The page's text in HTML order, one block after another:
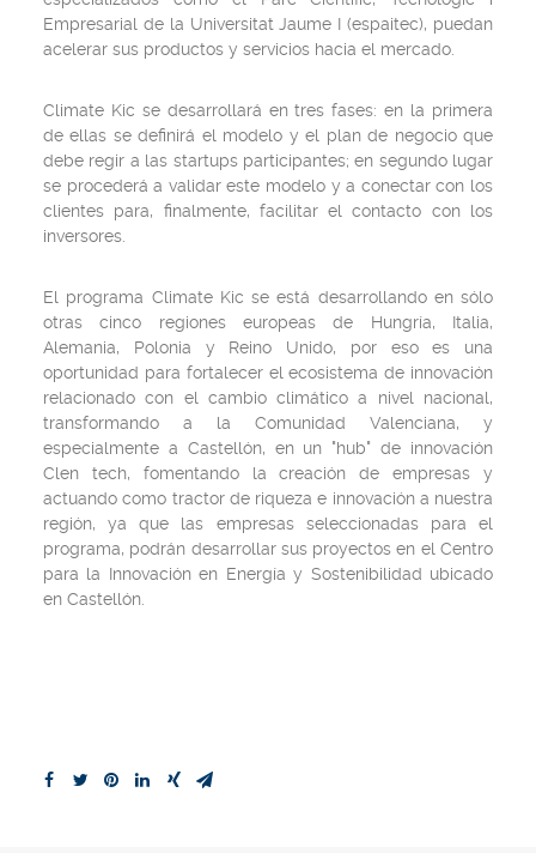
Empresarial de la Universitat Jaume I (espaitec), puedan
acelerar sus productos y servicios hacia el mercado.
Climate Kic se desarrollará en tres fases: en la primera
de ellas se definirá el modelo y el plan de negocio que
debe regir a las startups participantes; en segundo lugar
se procederá a validar este modelo y a conectar con los
clientes para, finalmente, facilitar el contacto con los
inversores.
El programa Climate Kic se está desarrollando en sólo
otras cinco regiones europeas de Hungría, Italia,
Alemania, Polonia y Reino Unido, por eso es una
oportunidad para fortalecer el ecosistema de innovación
relacionado con el cambio climático a nivel nacional,
transformando a la Comunidad Valenciana, y
especialmente a Castellón, en un "hub" de innovación
Clen tech, fomentando la creación de empresas y
actuando como tractor de riqueza e innovación a nuestra
región, ya que las empresas seleccionadas para el
programa, podrán desarrollar sus proyectos en el Centro
para la Innovación en Energía y Sostenibilidad ubicado
en Castellón.